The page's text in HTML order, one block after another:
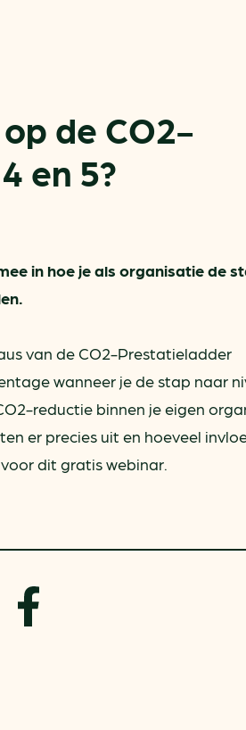
MKB energie
Voorkomen van
Autobrandstof besparen
Verlichtingscan
Wegwijzers energie
Hergebruiken of recyclen
de CO2-
en 5?
in hoe je als organisatie de
van de CO2-Prestatieladder
wanneer je de stap naar
reductie binnen je eigen
er precies uit en hoeveel
voor dit gratis webinar.